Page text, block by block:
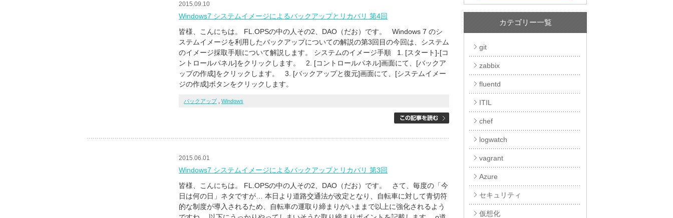
2015.09.10
Windows7 システムイメージによるバックアップとリカバリ 第4回
皆様、こんにちは。 FL.OPSの中の人その2、DAO（だお）です。 Windows 7 のシ
ステムイメージを利用したバックアップについての解説の第3回目の今回は、システム
のイメージ採取手順について解説します。 システムのイメージ手順 1. [スタート]-[コ
ントロールパネル]をクリックします。 2. [コントロールパネル]画面にて、[バックア
ップの作成]をクリックします。 3. [バックアップと復元]画面にて、[システムイメー
ジの作成]ボタンをクリックします。
バックアップ, Windows
2015.06.01
Windows7 システムイメージによるバックアップとリカバリ 第3回
皆様、こんにちは。 FL.OPSの中の人その2、DAO（だお）です。 さて、毎度の「今
日は何の日」ネタですが… 本日より道路交通法が改定となり、自転車に対して青切符
的な制度が導入されるため、自転車の運取り締まりがいままで以上に強化されるよう
カテゴリー一覧
git
zabbix
fluentd
ITIL
chef
logwatch
vagrant
Azure
セキュリティ
仮想化